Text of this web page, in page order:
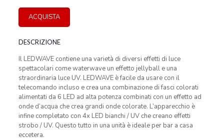
ACQUISTA
DESCRIZIONE
Il LEDWAVE contiene una varietà di diversi effetti di luce
spettacolari come waterwave un effetto jellyball e una
straordinaria luce UV. LEDWAVE è facile da usare con il
telecomando incluso e crea una combinazione di fasci colorati
alimentati da 6 LED ad alta potenza combinati con un effetto ad
onde d’acqua che crea grandi onde colorate. L’apparecchio è
infine completato con 4x LED bianchi / UV che creano effetti
strobo / UV. Questo tutto in una unità è ideale per bar a casa
eccetera.